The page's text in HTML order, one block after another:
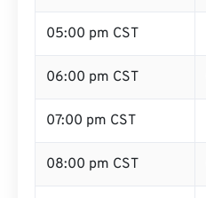
05:00 pm CST
06:00 pm CST
07:00 pm CST
08:00 pm CST